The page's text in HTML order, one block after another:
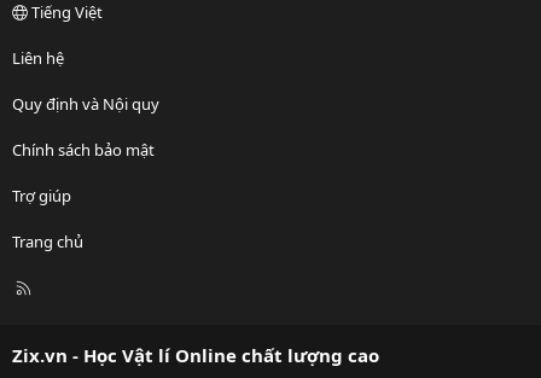
Tiếng Việt
Liên hệ
Quy định và Nội quy
Chính sách bảo mật
Trợ giúp
Trang chủ
R
Zix.vn - Học Vật lí Online chất lượng cao